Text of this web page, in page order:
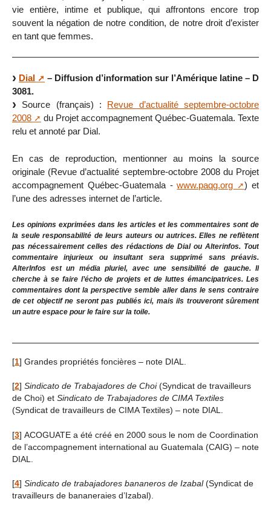
vie entière, intime et publique, qui affrontons encore trop
souvent la négation de notre condition, de notre droit d’exister
en tant que femmes.
Dial
– Diffusion d’information sur l’Amérique latine – D
3081.
Source (français) : Revue d’actualité septembre-octobre
2008
du Projet accompagnement Québec-Guatemala. Texte
relu et annoté par Dial.
En cas de reproduction, mentionner au moins la source
originale (Revue d’actualité septembre-octobre 2008 du Projet
accompagnement Québec-Guatemala -www.paqg.org
) et
l’une des adresses internet de l’article.
Les opinions exprimées dans les articles et les commentaires sont de
la seule responsabilité de leurs auteurs ou autrices. Elles ne reflètent
pas nécessairement celles des rédactions de Dial ou Alterinfos. Tout
commentaire injurieux ou insultant sera supprimé sans préavis.
AlterInfos est un média pluriel, avec une sensibilité de gauche. Il
cherche à se faire l’écho de projets et de luttes émancipatrices. Les
commentaires dont la perspective semble aller dans le sens contraire
de cet objectif ne seront pas publiés ici, mais ils trouveront sûrement
un autre espace pour le faire sur la toile.
[1] Grandes propriétés foncières – note DIAL.
[2] Sindicato de Trabajadores de Choi(Syndicat de travailleurs
de Choi) et Sindicato de Trabajadores de CIMA Textiles
(Syndicat de travailleurs de CIMA Textiles) – note DIAL.
[3] ACOGUATE a été créé en 2000 sous le nom de Coordination
de l’accompagnement international au Guatemala (CAIG) – note
DIAL.
[4] Sindicato de trabajadores bananeros de Izabal(Syndicat de
travailleurs de bananeraies d’Izabal).